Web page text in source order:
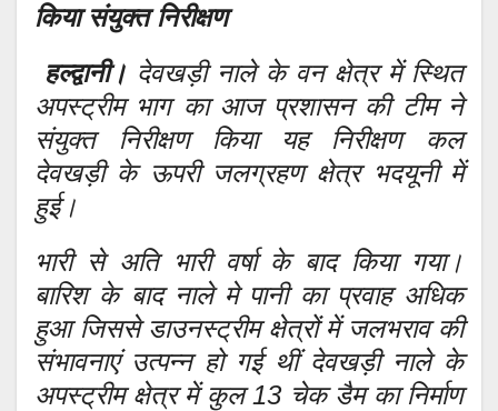
किया संयुक्त निरीक्षण
हल्द्वानी। देवखड़ी नाले के वन क्षेत्र में स्थित
अपस्ट्रीम भाग का आज प्रशासन की टीम ने
संयुक्त निरीक्षण किया यह निरीक्षण कल
देवखड़ी के ऊपरी जलग्रहण क्षेत्र भदयूनी में
हुई।
भारी से अति भारी वर्षा के बाद किया गया।
बारिश के बाद नाले मे पानी का प्रवाह अधिक
हुआ जिससे डाउनस्ट्रीम क्षेत्रों में जलभराव की
संभावनाएं उत्पन्न हो गई थीं देवखड़ी नाले के
अपस्ट्रीम क्षेत्र में कुल 13 चेक डैम का निर्माण